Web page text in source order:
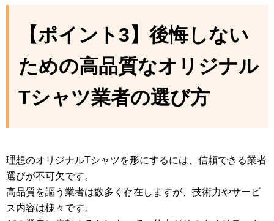
【ポイント3】後悔しない
ための高品質なオリジナル
Tシャツ業者の選び方
理想のオリジナルTシャツを形にするには、信頼できる業者
選びが不可欠です。
高品質を謳う業者は数多く存在しますが、技術力やサービ
ス内容は様々です。